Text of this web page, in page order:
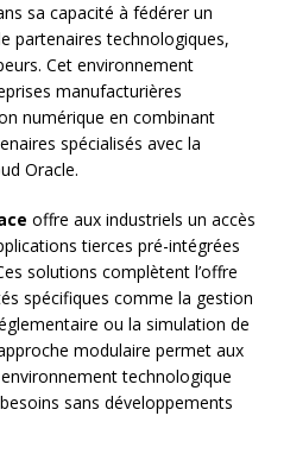
sa capacité à fédérer un
partenaires technologiques,
Cet environnement
manufacturières
numérique en combinant
spécialisés avec la
Oracle.
offre aux industriels un accès
tierces pré-intégrées
solutions complètent l’offre
spécifiques comme la gestion
ou la simulation de
modulaire permet aux
technologique
sans développements